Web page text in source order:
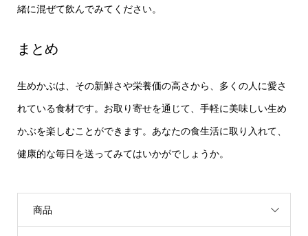
緒に混ぜて飲んでみてください。
まとめ
生めかぶは、その新鮮さや栄養価の高さから、多くの人に愛さ
れている食材です。お取り寄せを通じて、手軽に美味しい生め
かぶを楽しむことができます。あなたの食生活に取り入れて、
健康的な毎日を送ってみてはいかがでしょうか。
商品